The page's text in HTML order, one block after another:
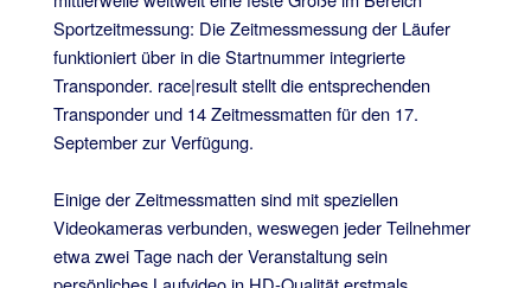
Sportzeitmessung: Die Zeitmessmessung der Läufer
funktioniert über in die Startnummer integrierte
Transponder. race|result stellt die entsprechenden
Transponder und 14 Zeitmessmatten für den 17.
September zur Verfügung.
Einige der Zeitmessmatten sind mit speziellen
Videokameras verbunden, weswegen jeder Teilnehmer
etwa zwei Tage nach der Veranstaltung sein